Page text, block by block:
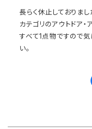
長らく休止しておりまし
カテゴリのアウトドア・
すべて1点物ですので気
い。